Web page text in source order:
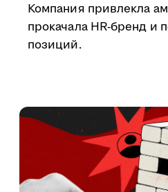
Компания привлекла
прокачала HR-бренд и
позиций.